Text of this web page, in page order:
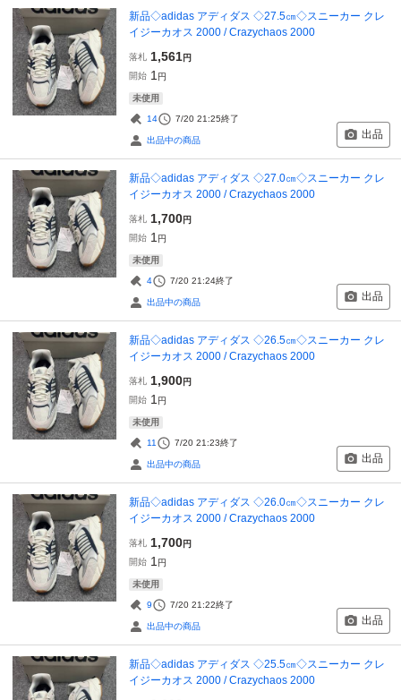
新品◇adidas アディダス ◇27.5㎝◇スニーカー クレ
イジーカオス 2000 / Crazychaos 2000
落札 1,561円
開始 1 円
未使用
14 7/20 21:25終了
出品中の商品 出品
新品◇adidas アディダス ◇27.0㎝◇スニーカー クレ
イジーカオス 2000 / Crazychaos 2000
落札 1,700円
開始 1 円
未使用
4 7/20 21:24終了
出品中の商品 出品
新品◇adidas アディダス ◇26.5㎝◇スニーカー クレ
イジーカオス 2000 / Crazychaos 2000
落札 1,900円
開始 1 円
未使用
11 7/20 21:23終了
出品中の商品 出品
新品◇adidas アディダス ◇26.0㎝◇スニーカー クレ
イジーカオス 2000 / Crazychaos 2000
落札 1,700円
開始 1 円
未使用
9 7/20 21:22終了
出品中の商品 出品
新品◇adidas アディダス ◇25.5㎝◇スニーカー クレ
イジーカオス 2000 / Crazychaos 2000